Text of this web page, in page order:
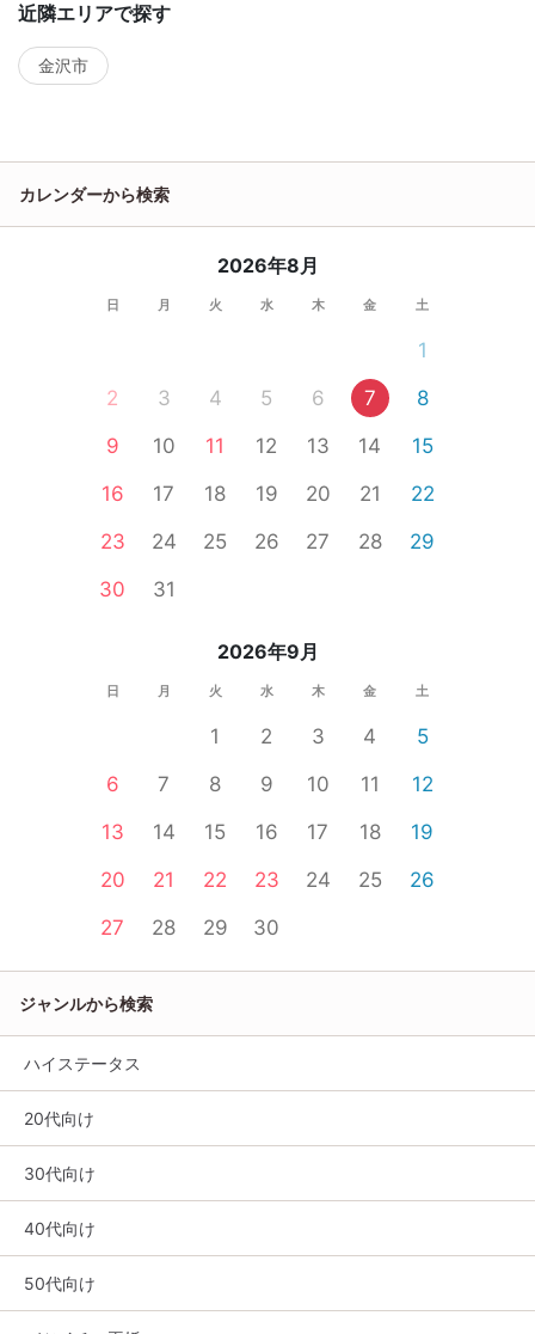
近隣エリアで探す
金沢市
カレンダーから検索
2026年8月
日 月 火 水 木 金 土
1
2
3 4 5 6 7
8
9
10 11 12 13 14
15
16
17 18 19 20 21
22
23
24 25 26 27 28
29
30
31
2026年9月
日 月 火 水 木 金 土
1 2 3 4
5
6
7 8 9 10 11
12
13
14 15 16 17 18
19
20
21 22 23 24 25
26
27
28 29 30
ジャンルから検索
ハイステータス
20代向け
30代向け
40代向け
50代向け